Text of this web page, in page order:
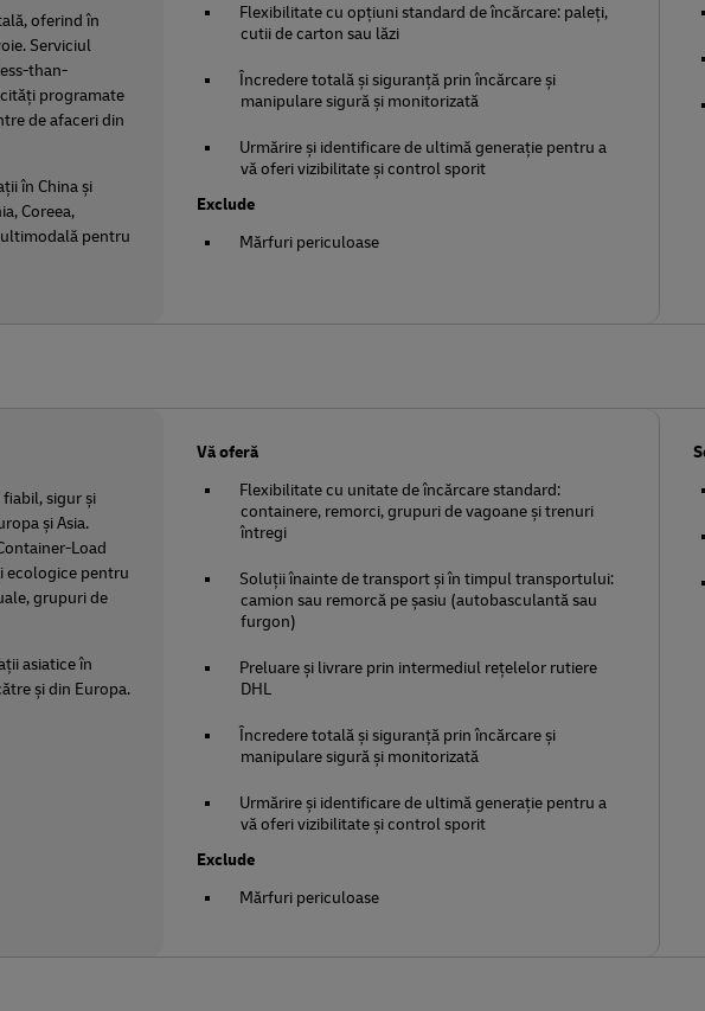
oferind în
Serviciul
than-
programate
de afaceri din
în China și
Coreea,
pentru
Flexibilitate cu opțiuni standard de încărcare: paleți,
cutii de carton sau lăzi
Încredere totală și siguranță prin încărcare și
manipulare sigură și monitorizată
Urmărire și identificare de ultimă generație pentru a
vă oferi vizibilitate și control sporit
Exclude
Mărfuri periculoase
sigur și
și Asia.
Load
ecologice pentru
grupuri de
asiatice în
și din Europa.
Vă oferă
Flexibilitate cu unitate de încărcare standard:
containere, remorci, grupuri de vagoane și trenuri
întregi
Soluții înainte de transport și în timpul transportului:
camion sau remorcă pe șasiu (autobasculantă sau
furgon)
Preluare și livrare prin intermediul rețelelor rutiere
DHL
Încredere totală și siguranță prin încărcare și
manipulare sigură și monitorizată
Urmărire și identificare de ultimă generație pentru a
vă oferi vizibilitate și control sporit
Exclude
Mărfuri periculoase